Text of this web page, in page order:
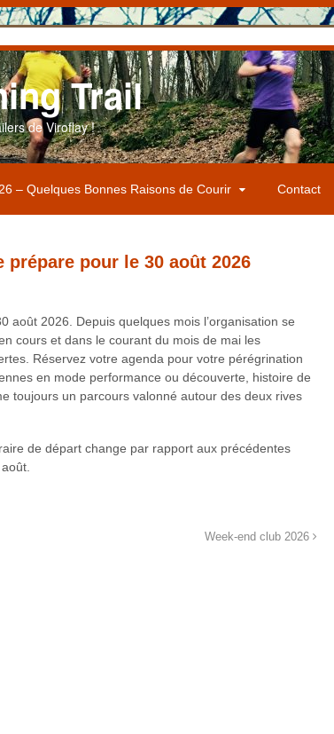
Trail
de Viroflay !
– Quelques Bonnes Raisons de Courir Contact
prépare pour le 30 août 2026
août 2026. Depuis quelques mois l’organisation se
cours et dans le courant du mois de mai les
Réservez votre agenda pour votre pérégrination
en mode performance ou découverte, histoire de
toujours un parcours valonné autour des deux rives
de départ change par rapport aux précédentes
Week-end club 2026